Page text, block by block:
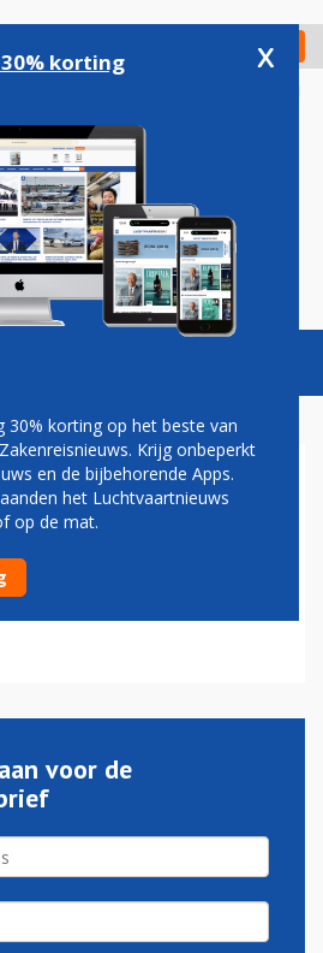
Check in
Podcasts Vacatures
Air France als
voor de
korting x
30% korting op het beste van
Krijg onbeperkt
en de bijbehorende Apps.
het Luchtvaartnieuws
op de mat.